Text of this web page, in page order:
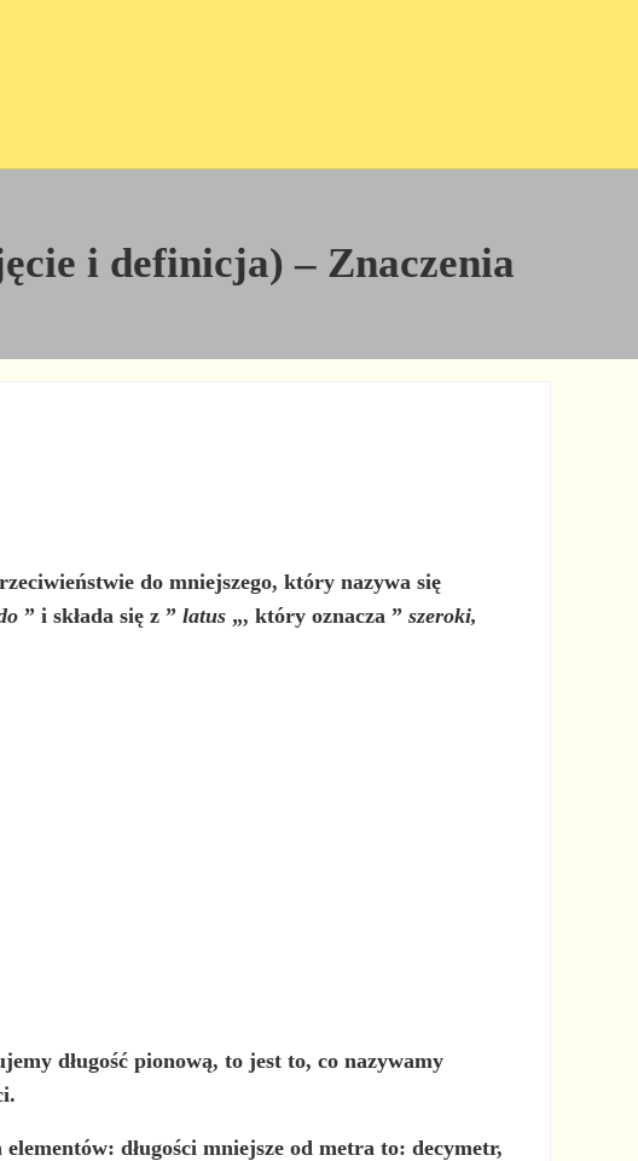
i definicja) – Znaczenia
do mniejszego, który nazywa się
” i składa się z ”latus „, który oznacza ”szeroki,
długość pionową, to jest to, co nazywamy
długości mniejsze od metra to: decymetr,